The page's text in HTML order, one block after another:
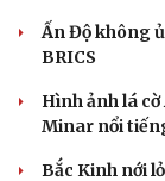
Ấn Độ không
BRICS
Hình ảnh lá
Minar nổi
Bắc Kinh nới